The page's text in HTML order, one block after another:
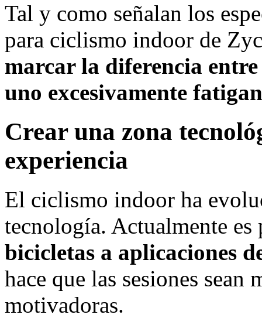
Tal y como señalan los
para ciclismo indoor de
marcar la diferencia
uno excesivamente
Crear una zona
experiencia
El ciclismo indoor ha
tecnología. Actualmente
bicicletas a aplicaciones
hace que las sesiones sean
motivadoras.